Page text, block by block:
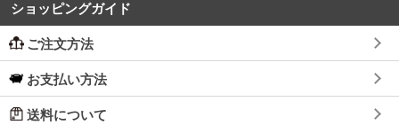
ショッピングガイド
ご注文方法
お支払い方法
送料について